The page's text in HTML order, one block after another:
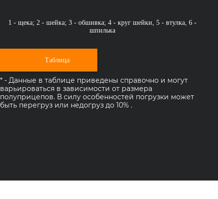
1 - щека; 2 - шейка; 3 - обшивка; 4 - круг шейки, 5 - втулка, 6 -
шпилька
Таблица
* - Данные в таблице приведены справочно и могут
варьироваться в зависимости от размера
полуприцепов. В силу особенностей погрузки может
быть перегруз или недогруз до 10% .